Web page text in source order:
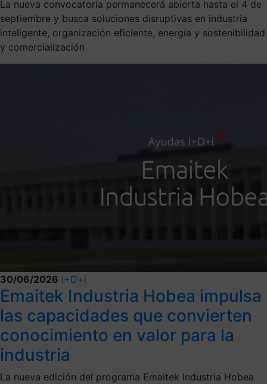
La nueva convocatoria permanecerá abierta hasta el 4 de
septiembre y busca soluciones disruptivas en industria
inteligente, organización eficiente, energía y sostenibilidad
y comercialización
30/06/2026 I+D+i
Emaitek Industria Hobea impulsa
las capacidades que convierten
conocimiento en valor para la
industria
La nueva edición del programa Emaitek Industria Hobea